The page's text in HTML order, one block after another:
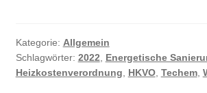
Kategorie: Allgemein
Schlagwörter: 2022, Energetische
Heizkostenverordnung, HKVO, Techem,